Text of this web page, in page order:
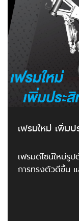
เฟรมใหม่ เพิ่ม
เฟรมดีไซน์ใหม่รูป
การทรงตัวดีขึ้น